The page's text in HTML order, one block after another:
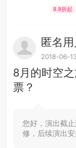
8.8折起
匿名
2018-06-
8月的时空
票？
您好，演出截
修，后续演出